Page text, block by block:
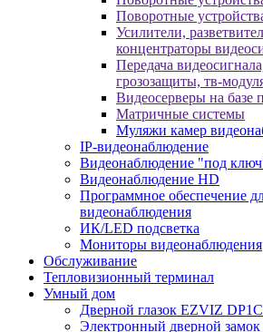
Поворотные
Усилители,
концентраторы
Передача
грозозащиты, тв-
Видеосерверы на базе
Матричные системы
Муляжи камер
IP-видеонаблюдение
Видеонаблюдение "под
Видеонаблюдение HD
Программное обеспечение
видеонаблюдения
ИК/LED подсветка
Мониторы видеонаблюдения
Обслуживание
Тепловизионный терминал
Умный дом
Дверной глазок EZVIZ
Электронный дверной